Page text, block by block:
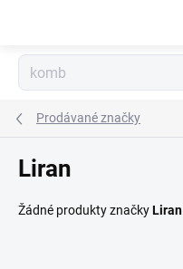
Prodávané značky
Liran
Žádné produkty značkyLiran